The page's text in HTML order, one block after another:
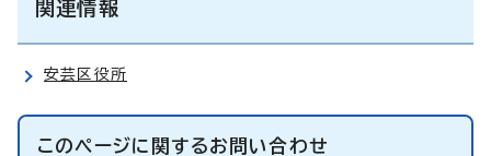
関連情報
安芸区役所
このページに関するお問い合わせ